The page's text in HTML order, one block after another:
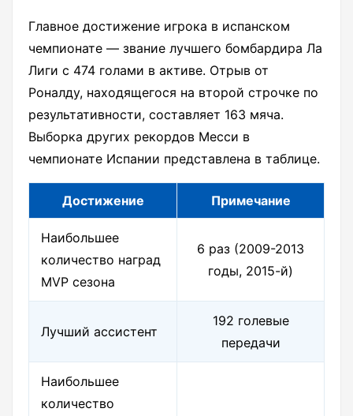
Главное достижение игрока в испанском
чемпионате — звание лучшего бомбардира Ла
Лиги с 474 голами в активе. Отрыв от
Роналду, находящегося на второй строчке по
результативности, составляет 163 мяча.
Выборка других рекордов Месси в
чемпионате Испании представлена в таблице.
Достижение Примечание
Наибольшее
количество наград
MVP сезона
6 раз (2009-2013
годы, 2015-й)
Лучший ассистент
192 голевые
передачи
Наибольшее
количество